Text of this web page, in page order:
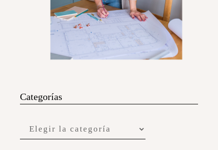
Categorías